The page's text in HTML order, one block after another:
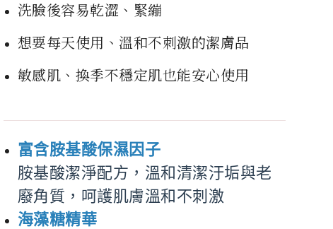
洗臉後容易乾澀、緊繃
想要每天使用、溫和不刺激的潔膚品
敏感肌、換季不穩定肌也能安心使用
富含胺基酸保濕因子
胺基酸潔淨配方，溫和清潔汙垢與老
廢角質，呵護肌膚溫和不刺激
海藻糖精華